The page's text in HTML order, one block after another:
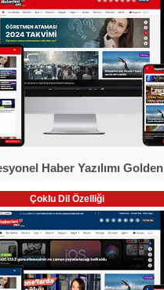
Haber Yazılımı Golden
Çoklu Dil Özelliği